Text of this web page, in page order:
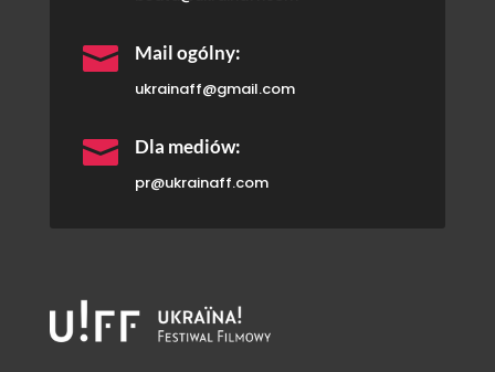
 Mail ogólny:
ukrainaff@gmail.com
 Dla mediów:
pr@ukrainaff.com